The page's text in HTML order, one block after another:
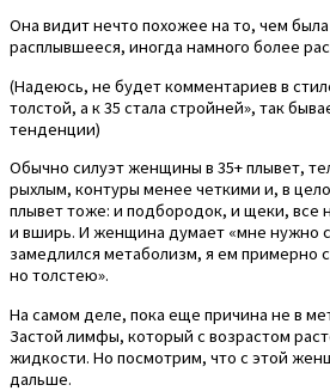
Она видит нечто похожее на то, чем была
расплывшееся, иногда намного более
(Надеюсь, не будет комментариев в
толстой, а к 35 стала стройней», так
тенденции)
Обычно силуэт женщины в 35+ плывет,
рыхлым, контуры менее четкими и, в
плывет тоже: и подбородок, и щеки, все
и вширь. И женщина думает «мне нужно
замедлился метаболизм, я ем примерно
но толстею».
На самом деле, пока еще причина не в
Застой лимфы, который с возрастом
жидкости. Но посмотрим, что с этой
дальше.